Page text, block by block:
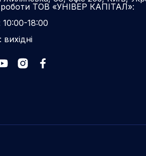
роботи ТОВ «УНІВЕР КАПІТАЛ»:
18:00